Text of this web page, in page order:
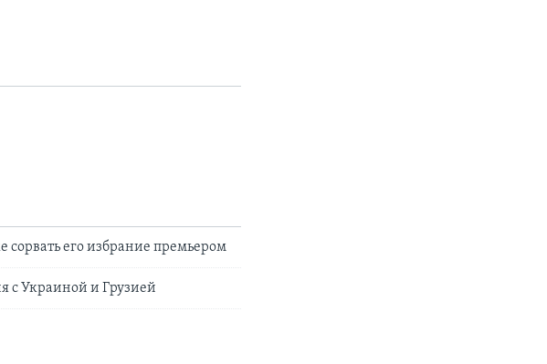
его избрание премьером
с Украиной и Грузией